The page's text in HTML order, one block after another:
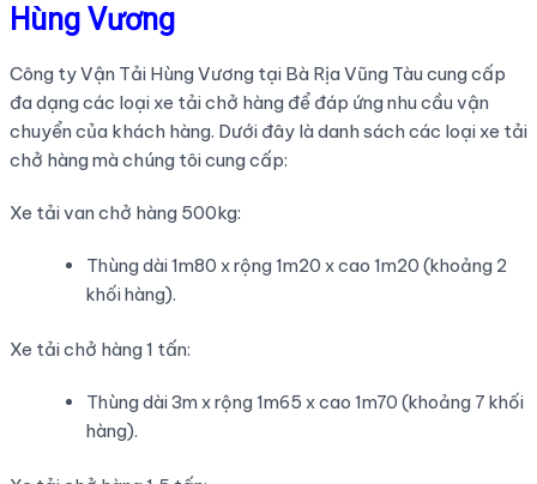
Hùng Vương
Công ty Vận Tải Hùng Vương tại Bà Rịa Vũng Tàu cung cấp
đa dạng các loại xe tải chở hàng để đáp ứng nhu cầu vận
chuyển của khách hàng. Dưới đây là danh sách các loại xe tải
chở hàng mà chúng tôi cung cấp:
Xe tải van chở hàng 500kg:
Thùng dài 1m80 x rộng 1m20 x cao 1m20 (khoảng 2
khối hàng).
Xe tải chở hàng 1 tấn:
Thùng dài 3m x rộng 1m65 x cao 1m70 (khoảng 7 khối
hàng).